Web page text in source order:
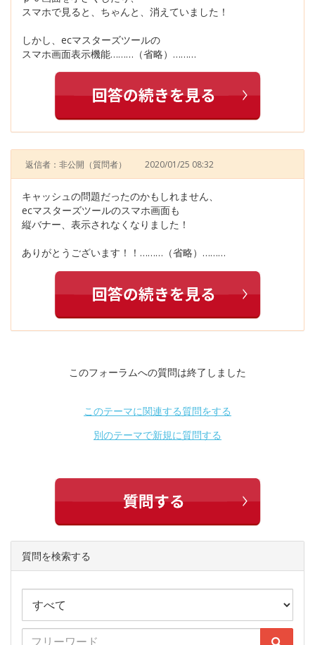
スマホで見ると、ちゃんと、消えていました！
しかし、ecマスターズツールの
スマホ画面表示機能………（省略）………
返信者：非公開 （質問者） 2020/01/25 08:32
キャッシュの問題だったのかもしれません、
ecマスターズツールのスマホ画面も
縦バナー、表示されなくなりました！
ありがとうございます！！………（省略）………
このフォーラムへの質問は終了しました
このテーマに関連する質問をする
別のテーマで新規に質問する
質問を検索する